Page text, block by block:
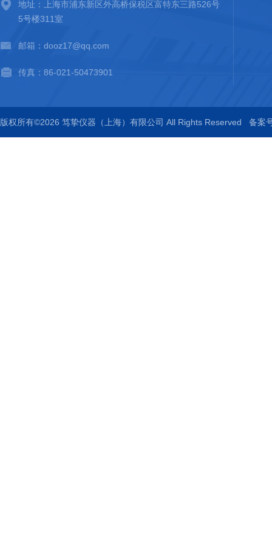
地址：上海市浦东新区外高桥保税区富特东三路526号
5号楼311室
邮箱：dooz17@qq.com
传真：86-021-50473901
版权所有©2026 笃挚仪器（上海）有限公司 All Rights Reserved 备案